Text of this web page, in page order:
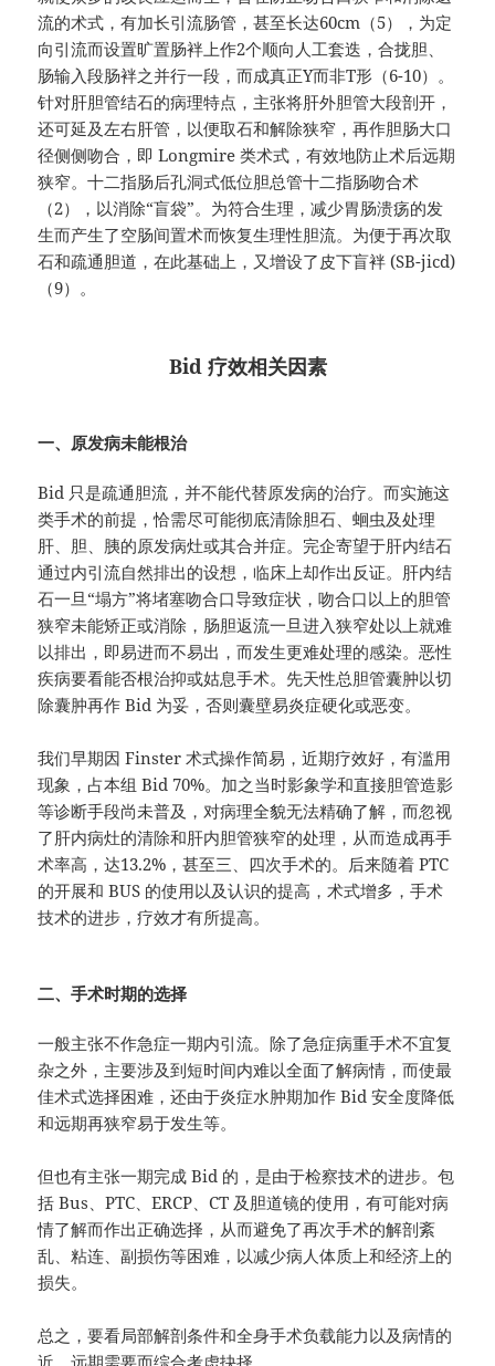
流的术式，有加长引流肠管，甚至长达60cm（5），为定
向引流而设置旷置肠袢上作2个顺向人工套迭，合拢胆、
肠输入段肠袢之并行一段，而成真正Y而非T形（6-10）。
针对肝胆管结石的病理特点，主张将肝外胆管大段剖开，
还可延及左右肝管，以便取石和解除狭窄，再作胆肠大口
径侧侧吻合，即 Longmire 类术式，有效地防止术后远期
狭窄。十二指肠后孔洞式低位胆总管十二指肠吻合术
（2），以消除“盲袋”。为符合生理，减少胃肠溃疡的发
生而产生了空肠间置术而恢复生理性胆流。为便于再次取
石和疏通胆道，在此基础上，又增设了皮下盲袢 (SB-jicd)
（9）。
Bid 疗效相关因素
一、原发病未能根治
Bid 只是疏通胆流，并不能代替原发病的治疗。而实施这
类手术的前提，恰需尽可能彻底清除胆石、蛔虫及处理
肝、胆、胰的原发病灶或其合并症。完企寄望于肝内结石
通过内引流自然排出的设想，临床上却作出反证。肝内结
石一旦“塌方”将堵塞吻合口导致症状，吻合口以上的胆管
狭窄未能矫正或消除，肠胆返流一旦进入狭窄处以上就难
以排出，即易进而不易出，而发生更难处理的感染。恶性
疾病要看能否根治抑或姑息手术。先天性总胆管囊肿以切
除囊肿再作 Bid 为妥，否则囊壁易炎症硬化或恶变。
我们早期因 Finster 术式操作简易，近期疗效好，有滥用
现象，占本组 Bid 70%。加之当时影象学和直接胆管造影
等诊断手段尚未普及，对病理全貌无法精确了解，而忽视
了肝内病灶的清除和肝内胆管狭窄的处理，从而造成再手
术率高，达13.2%，甚至三、四次手术的。后来随着 PTC
的开展和 BUS 的使用以及认识的提高，术式增多，手术
技术的进步，疗效才有所提高。
二、手术时期的选择
一般主张不作急症一期内引流。除了急症病重手术不宜复
杂之外，主要涉及到短时间内难以全面了解病情，而使最
佳术式选择困难，还由于炎症水肿期加作 Bid 安全度降低
和远期再狭窄易于发生等。
但也有主张一期完成 Bid 的，是由于检察技术的进步。包
括 Bus、PTC、ERCP、CT 及胆道镜的使用，有可能对病
情了解而作出正确选择，从而避免了再次手术的解剖紊
乱、粘连、副损伤等困难，以减少病人体质上和经济上的
损失。
总之，要看局部解剖条件和全身手术负载能力以及病情的